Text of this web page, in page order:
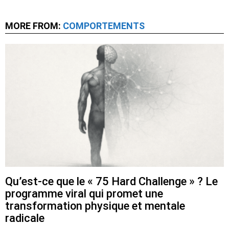
MORE FROM: COMPORTEMENTS
Qu’est-ce que le « 75 Hard Challenge » ? Le
programme viral qui promet une
transformation physique et mentale
radicale